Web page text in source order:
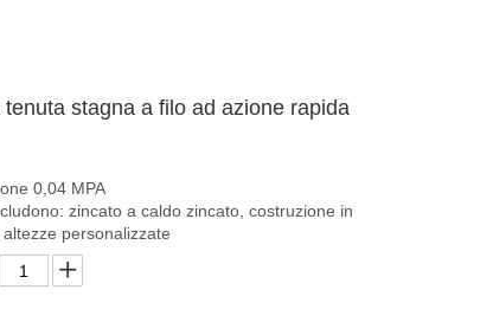
stagna a filo ad azione rapida
0,04 MPA
zincato a caldo zincato, costruzione in
personalizzate